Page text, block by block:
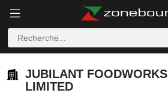
JUBILANT FOODWORKS
LIMITED